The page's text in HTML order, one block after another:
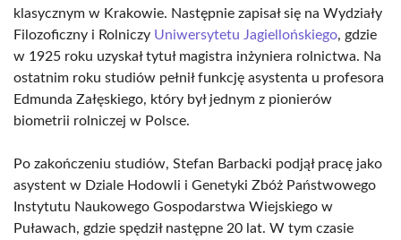
klasycznym w Krakowie. Następnie zapisał się na Wydziały
Filozoficzny i Rolniczy Uniwersytetu Jagiellońskiego, gdzie
w 1925 roku uzyskał tytuł magistra inżyniera rolnictwa. Na
ostatnim roku studiów pełnił funkcję asystenta u profesora
Edmunda Załęskiego, który był jednym z pionierów
biometrii rolniczej w Polsce.
Po zakończeniu studiów, Stefan Barbacki podjął pracę jako
asystent w Dziale Hodowli i Genetyki Zbóż Państwowego
Instytutu Naukowego Gospodarstwa Wiejskiego w
Puławach, gdzie spędził następne 20 lat. W tym czasie